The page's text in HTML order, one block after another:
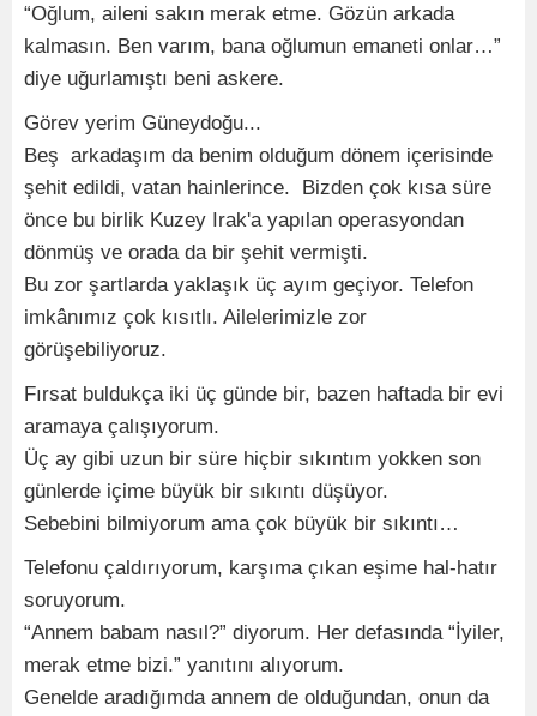
“Oğlum, aileni sakın merak etme. Gözün arkada
kalmasın. Ben varım, bana oğlumun emaneti onlar…”
diye uğurlamıştı beni askere.
Görev yerim Güneydoğu...
Beş arkadaşım da benim olduğum dönem içerisinde
şehit edildi, vatan hainlerince. Bizden çok kısa süre
önce bu birlik Kuzey Irak'a yapılan operasyondan
dönmüş ve orada da bir şehit vermişti.
Bu zor şartlarda yaklaşık üç ayım geçiyor. Telefon
imkânımız çok kısıtlı. Ailelerimizle zor
görüşebiliyoruz.
Fırsat buldukça iki üç günde bir, bazen haftada bir evi
aramaya çalışıyorum.
Üç ay gibi uzun bir süre hiçbir sıkıntım yokken son
günlerde içime büyük bir sıkıntı düşüyor.
Sebebini bilmiyorum ama çok büyük bir sıkıntı…
Telefonu çaldırıyorum, karşıma çıkan eşime hal-hatır
soruyorum.
“Annem babam nasıl?” diyorum. Her defasında “İyiler,
merak etme bizi.” yanıtını alıyorum.
Genelde aradığımda annem de olduğundan, onun da